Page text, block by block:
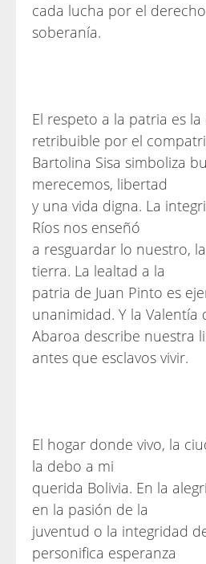
cada lucha por el
soberanía.
El respeto a la patria es la
retribuible por el
Bartolina Sisa simboliza
merecemos, libertad
y una vida digna. La
Ríos nos enseñó
a resguardar lo nuestro,
tierra. La lealtad a la
patria de Juan Pinto es
unanimidad. Y la Valentía
Abaroa describe nuestra
antes que esclavos vivir.
El hogar donde vivo, la
la debo a mi
querida Bolivia. En la
en la pasión de la
juventud o la integridad
personifica esperanza